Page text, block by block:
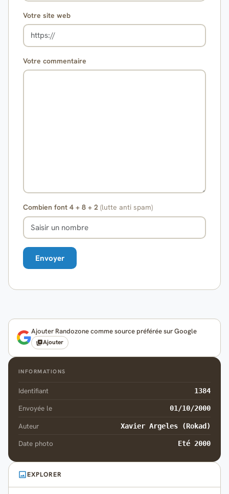
Votre site web
Votre commentaire
Combien font 4 + 8 + 2 (lutte anti spam)
Ajouter Randozone comme source préférée sur Google
Ajouter
INFORMATIONS
Identifiant 1384
Envoyée le 01/10/2000
Auteur Xavier Argeles (Rokad)
Date photo Eté 2000
EXPLORER